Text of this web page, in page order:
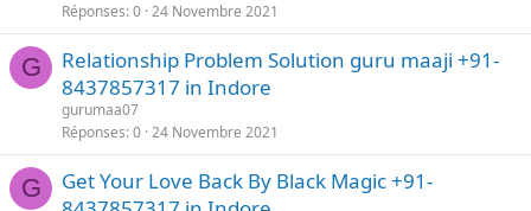
Réponses 0 24 Novembre 2021
G
Relationship Problem Solution guru maaji +91-
8437857317 in Indore
gurumaa07
Réponses 0 24 Novembre 2021
G
Get Your Love Back By Black Magic +91-